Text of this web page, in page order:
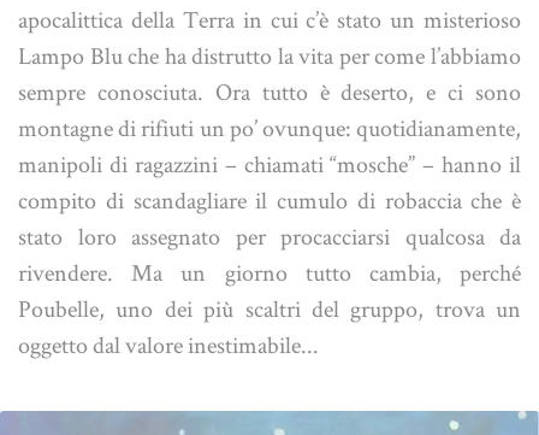
apocalittica della Terra in cui c’è stato un misterioso
Lampo Blu che ha distrutto la vita per come l’abbiamo
sempre conosciuta. Ora tutto è deserto, e ci sono
montagne di rifiuti un po’ ovunque: quotidianamente,
manipoli di ragazzini – chiamati “mosche” – hanno il
compito di scandagliare il cumulo di robaccia che è
stato loro assegnato per procacciarsi qualcosa da
rivendere. Ma un giorno tutto cambia, perché
Poubelle, uno dei più scaltri del gruppo, trova un
oggetto dal valore inestimabile...